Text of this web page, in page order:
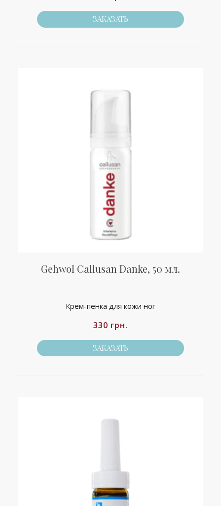
ЗАКАЗАТЬ
Gehwol Callusan Danke, 50 мл.
Крем-пенка для кожи ног
330 грн.
ЗАКАЗАТЬ